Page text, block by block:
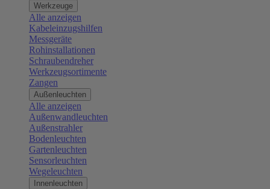
Werkzeuge
Alle anzeigen
Kabeleinzugshilfen
Messgeräte
Rohinstallationen
Schraubendreher
Werkzeugsortimente
Zangen
Außenleuchten
Alle anzeigen
Außenwandleuchten
Außenstrahler
Bodenleuchten
Gartenleuchten
Sensorleuchten
Wegeleuchten
Innenleuchten